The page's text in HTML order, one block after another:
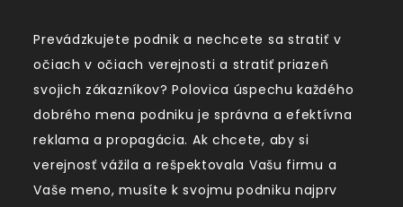
Prevádzkujete podnik a nechcete sa stratiť v
očiach v očiach verejnosti a stratiť priazeň
svojich zákazníkov? Polovica úspechu každého
dobrého mena podniku je správna a efektívna
reklama a propagácia. Ak chcete, aby si
verejnosť vážila a rešpektovala Vašu firmu a
Vaše meno, musíte k svojmu podniku najprv